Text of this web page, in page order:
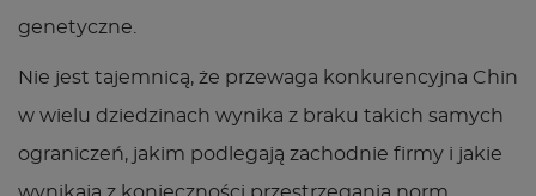
genetyczne.
Nie jest tajemnicą, że przewaga konkurencyjna Chin
w wielu dziedzinach wynika z braku takich samych
ograniczeń, jakim podlegają zachodnie firmy i jakie